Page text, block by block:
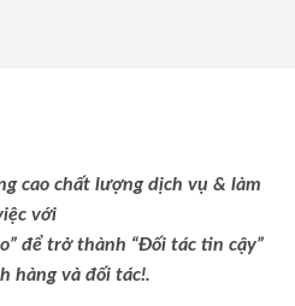
cao chất lượng dịch vụ & làm
với
để trở thành “Đối tác tin cậy”
hàng và đối tác!.